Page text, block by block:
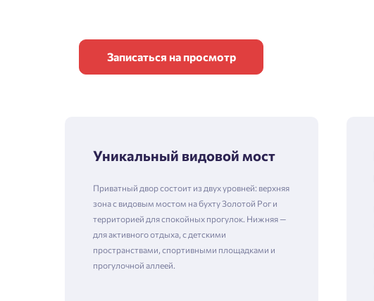
Записаться на просмотр
Уникальный видовой мост
Приватный двор состоит из двух уровней: верхняя
зона с видовым мостом на бухту Золотой Рог и
территорией для спокойных прогулок. Нижняя —
для активного отдыха, с детскими
пространствами, спортивными площадками и
прогулочной аллеей.